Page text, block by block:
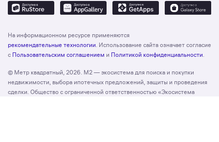
На информационном ресурсе применяются
рекомендательные технологии . Использование сайта означает согласие
с Пользовательским соглашением и Политикой конфиденциальности
© Метр квадратный, 2026. М2 — экосистема для поиска и покупки
недвижимости, выбора ипотечных предложений, защиты и проведения
сделки. Общество с ограниченной ответственностью «Экосистема